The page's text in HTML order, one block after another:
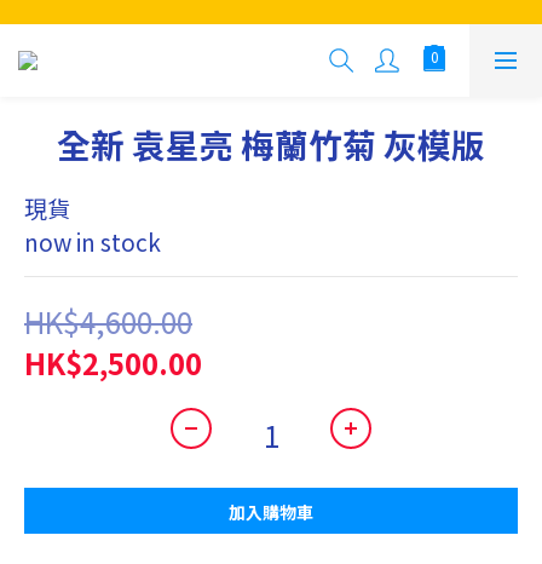
全新 袁星亮 梅蘭竹菊 灰模版
現貨
now in stock
HK$4,600.00
HK$2,500.00
加入購物車